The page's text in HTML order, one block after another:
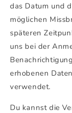
das Datum und
möglichen
späteren
uns bei der
erhobenen
verwendet.
Du kannst die